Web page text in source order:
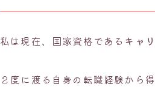
私は現在、国家資格である キャ
２度に渡る自身の転職経験から